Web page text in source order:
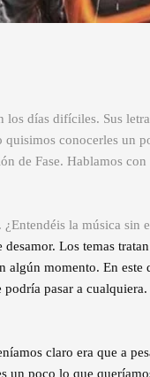
los días difíciles. Sus
conocerles un
de Fase. Hablamos
la música sin
Los temas
algún momento. En este
pasar a cualquiera.
claro era que a
un poco lo que